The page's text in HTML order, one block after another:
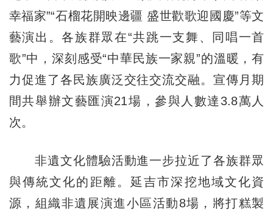
幸福家”“石榴花開映邊疆 盛世歡歌迎國慶”等文
藝演出。各族群眾在“共跳一支舞、同唱一首
歌”中，深刻感受“中華民族一家親”的溫暖，有
力促進了各民族廣泛交往交流交融。宣傳月期
間共舉辦文藝匯演21場，參與人數達3.8萬人
次。
非遺文化體驗活動進一步拉近了各族群眾
與傳統文化的距離。延吉市深挖地域文化資
源，組織非遺展演進小區活動8場，將打糕製